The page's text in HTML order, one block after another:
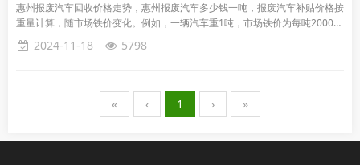
惠州报废汽车回收价格走势，惠州报废汽车多少钱一吨，报废汽车补贴价格按
重量计算，随市场铁价变化。例如，一辆汽车重1吨，市场铁价为每吨2000
元，则报废该车的报废补贴为2000元。”根据《报废汽车回收管理...
2024-11-18 5798
« ‹ 1 › »